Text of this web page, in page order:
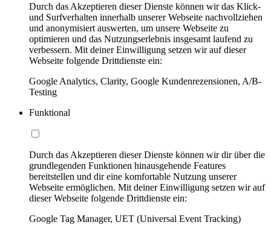
Durch das Akzeptieren dieser Dienste können wir das Klick-
und Surfverhalten innerhalb unserer Webseite nachvollziehen
und anonymisiert auswerten, um unsere Webseite zu
optimieren und das Nutzungserlebnis insgesamt laufend zu
verbessern. Mit deiner Einwilligung setzen wir auf dieser
Webseite folgende Drittdienste ein:
Google Analytics, Clarity, Google Kundenrezensionen, A/B-
Testing
Funktional
Durch das Akzeptieren dieser Dienste können wir dir über die
grundlegenden Funktionen hinausgehende Features
bereitstellen und dir eine komfortable Nutzung unserer
Webseite ermöglichen. Mit deiner Einwilligung setzen wir auf
dieser Webseite folgende Drittdienste ein:
Google Tag Manager, UET (Universal Event Tracking)